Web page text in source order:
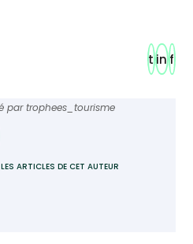
tinf
partrophees_tourisme
ARTICLES DE CET AUTEUR